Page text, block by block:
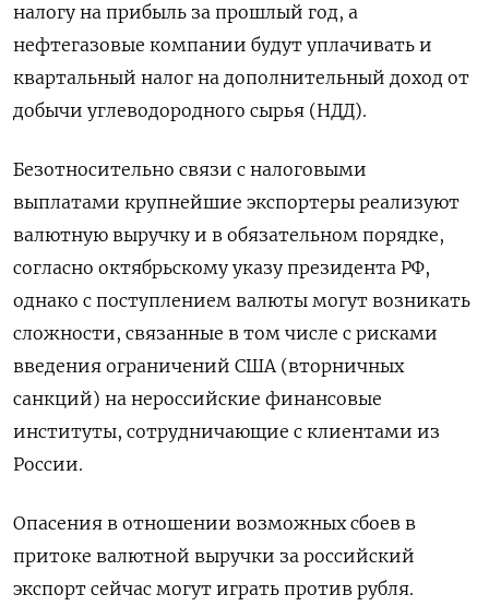
налогу на прибыль за прошлый год, а
нефтегазовые компании будут уплачивать и
квартальный налог на дополнительный доход от
добычи углеводородного сырья (НДД).
Безотносительно связи с налоговыми
выплатами крупнейшие экспортеры реализуют
валютную выручку и в обязательном порядке,
согласно октябрьскому указу президента РФ,
однако с поступлением валюты могут возникать
сложности, связанные в том числе с рисками
введения ограничений США (вторничных
санкций) на нероссийские финансовые
институты, сотрудничающие с клиентами из
России.
Опасения в отношении возможных сбоев в
притоке валютной выручки за российский
экспорт сейчас могут играть против рубля.